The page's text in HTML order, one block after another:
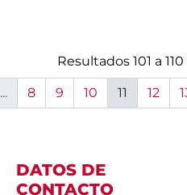
Resultados 101 a
... 8 9 10 11 12
DATOS DE
CONTACTO